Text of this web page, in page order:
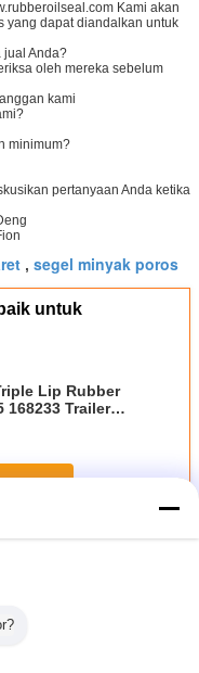
Kami akan
yang dapat diandalkan untuk
jual Anda?
oleh mereka sebelum
kami
minimum?
pertanyaan Anda ketika
, segel minyak poros
untuk
Lip Rubber
168233 Trailer